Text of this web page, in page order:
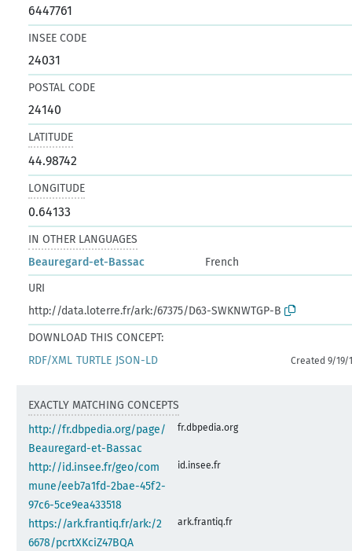
6447761
INSEE CODE
24031
POSTAL CODE
24140
LATITUDE
44.98742
LONGITUDE
0.64133
IN OTHER LANGUAGES
Beauregard-et-Bassac
French
URI
http://data.loterre.fr/ark:/67375/D63-SWKNWTGP-B
DOWNLOAD THIS CONCEPT:
RDF/XML TURTLE JSON-LD Created 9/19/
EXACTLY MATCHING CONCEPTS
http://fr.dbpedia.org/page/
Beauregard-et-Bassac
fr.dbpedia.org
http://id.insee.fr/geo/com
mune/eeb7a1fd-2bae-45f2-
97c6-5ce9ea433518
id.insee.fr
https://ark.frantiq.fr/ark:/2
6678/pcrtXKciZ47BQA
ark.frantiq.fr